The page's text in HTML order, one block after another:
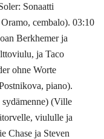
Sonaatti
cembalo). 03:10
Berkhemer ja
ja Taco
ohne Worte
piano).
(Ville
viululle ja
Chase ja Steven